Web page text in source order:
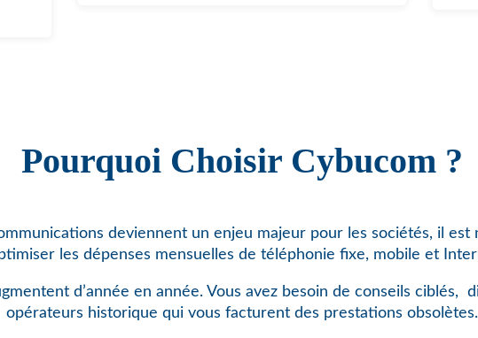
Pourquoi Choisir Cybucom ?
deviennent un enjeu majeur pour les sociétés, il est
les dépenses mensuelles de téléphonie fixe, mobile et
d’année en année. Vous avez besoin de conseils ciblés,
opérateurs historique qui vous facturent des prestations obsolètes.